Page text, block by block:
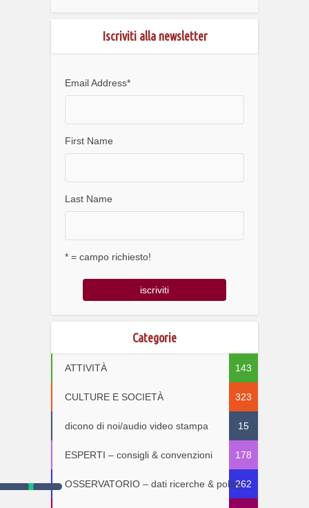
Iscriviti alla newsletter
Email Address*
First Name
Last Name
* = campo richiesto!
Categorie
ATTIVITÀ 143
CULTURE E SOCIETÀ 323
dicono di noi/audio video stampa 15
ESPERTI – consigli & convenzioni 178
OSSERVATORIO – dati ricerche & policy262